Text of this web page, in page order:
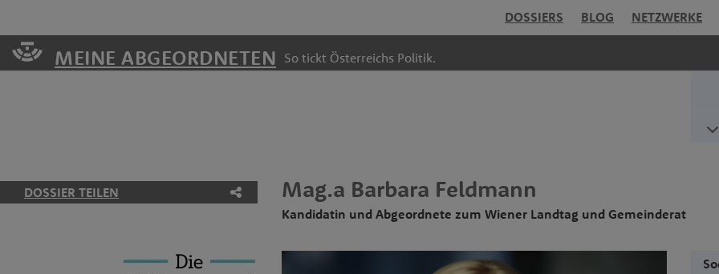
DOSSIERS BLOG NETZWERKE
MEINE ABGEORDNETEN So tickt Österreichs Politik.
DOSSIER TEILEN Mag.a Barbara Feldmann
Kandidatin und Abgeordnete zum Wiener Landtag und Gemeinderat